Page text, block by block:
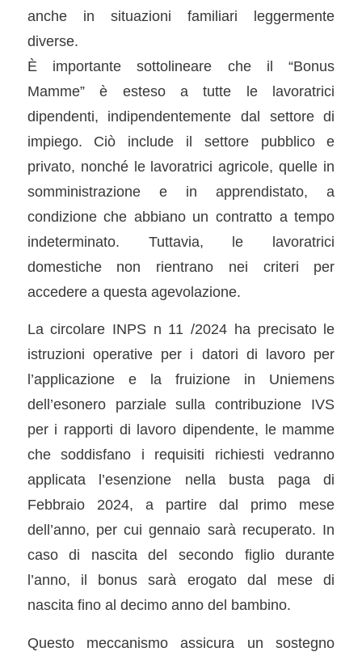
anche in situazioni familiari leggermente
diverse.
È importante sottolineare che il “Bonus
Mamme” è esteso a tutte le lavoratrici
dipendenti, indipendentemente dal settore di
impiego. Ciò include il settore pubblico e
privato, nonché le lavoratrici agricole, quelle in
somministrazione e in apprendistato, a
condizione che abbiano un contratto a tempo
indeterminato. Tuttavia, le lavoratrici
domestiche non rientrano nei criteri per
accedere a questa agevolazione.
La circolare INPS n 11 /2024 ha precisato le
istruzioni operative per i datori di lavoro per
l’applicazione e la fruizione in Uniemens
dell’esonero parziale sulla contribuzione IVS
per i rapporti di lavoro dipendente, le mamme
che soddisfano i requisiti richiesti vedranno
applicata l’esenzione nella busta paga di
Febbraio 2024, a partire dal primo mese
dell’anno, per cui gennaio sarà recuperato. In
caso di nascita del secondo figlio durante
l’anno, il bonus sarà erogato dal mese di
nascita fino al decimo anno del bambino.
Questo meccanismo assicura un sostegno